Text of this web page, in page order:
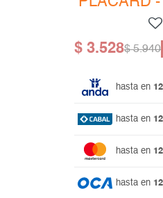
$ 3.528$ 5.940
hasta en 12
hasta en 12
hasta en 12
hasta en 12